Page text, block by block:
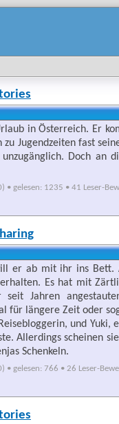
in Österreich. Er
Jugendzeiten fast
Doch an
gelesen: 1235 • 41 Leser-
er ab mit ihr ins Bett.
Es hat mit
Jahren
für längere Zeit oder
und
Allerdings scheinen
Schenkeln.
gelesen: 766 • 26 Leser-